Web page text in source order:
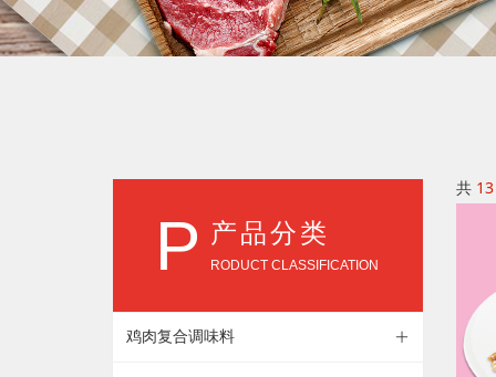
共 13
ꄶ
鸡肉复合调味料
产品分类
RODUCT CLASSIFICATION
P